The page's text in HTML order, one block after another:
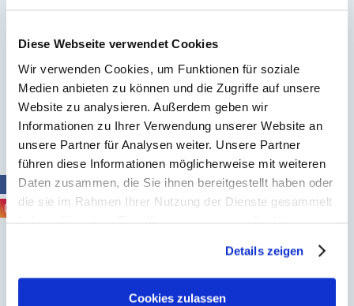
Diese Webseite verwendet Cookies
Wir verwenden Cookies, um Funktionen für soziale
Medien anbieten zu können und die Zugriffe auf unsere
Website zu analysieren. Außerdem geben wir
Informationen zu Ihrer Verwendung unserer Website an
unsere Partner für Analysen weiter. Unsere Partner
führen diese Informationen möglicherweise mit weiteren
Daten zusammen, die Sie ihnen bereitgestellt haben oder
die sie im Rahmen Ihrer Nutzung der Dienste gesammelt
Datenschutzerklärungmehr
darüber, wer wir sind, wie Sie uns kontaktieren können
und wie wir personenbezogene Daten verarbeiten.
Details zeigen
Cookies zulassen
Nicht nur für die Kleinsten kann RSV gefährlich
werden – auch bei Erwachsenen kann eine
RSV-Infektion zu Komplikationen führen.
Deshalb widmen wir uns diesem Thema in
unserem neuen BAK-akkreditierten
(RSV) – ein unterschätztes Virus für ältere